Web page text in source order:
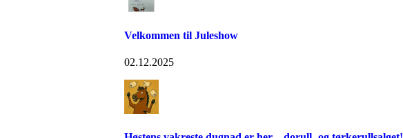
Velkommen til Juleshow
02.12.2025